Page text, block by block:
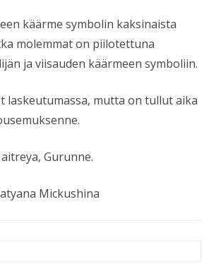
käärme symbolin kaksinaista
molemmat on piilotettuna
ja viisauden käärmeen symboliin.
laskeutumassa, mutta on tullut aika
Gurunne.
Mickushina